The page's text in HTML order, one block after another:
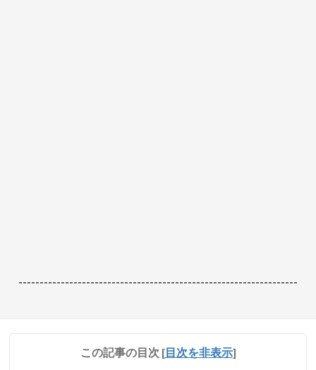
------------------------------------------------------------------
この記事の目次 [目次を非表示]